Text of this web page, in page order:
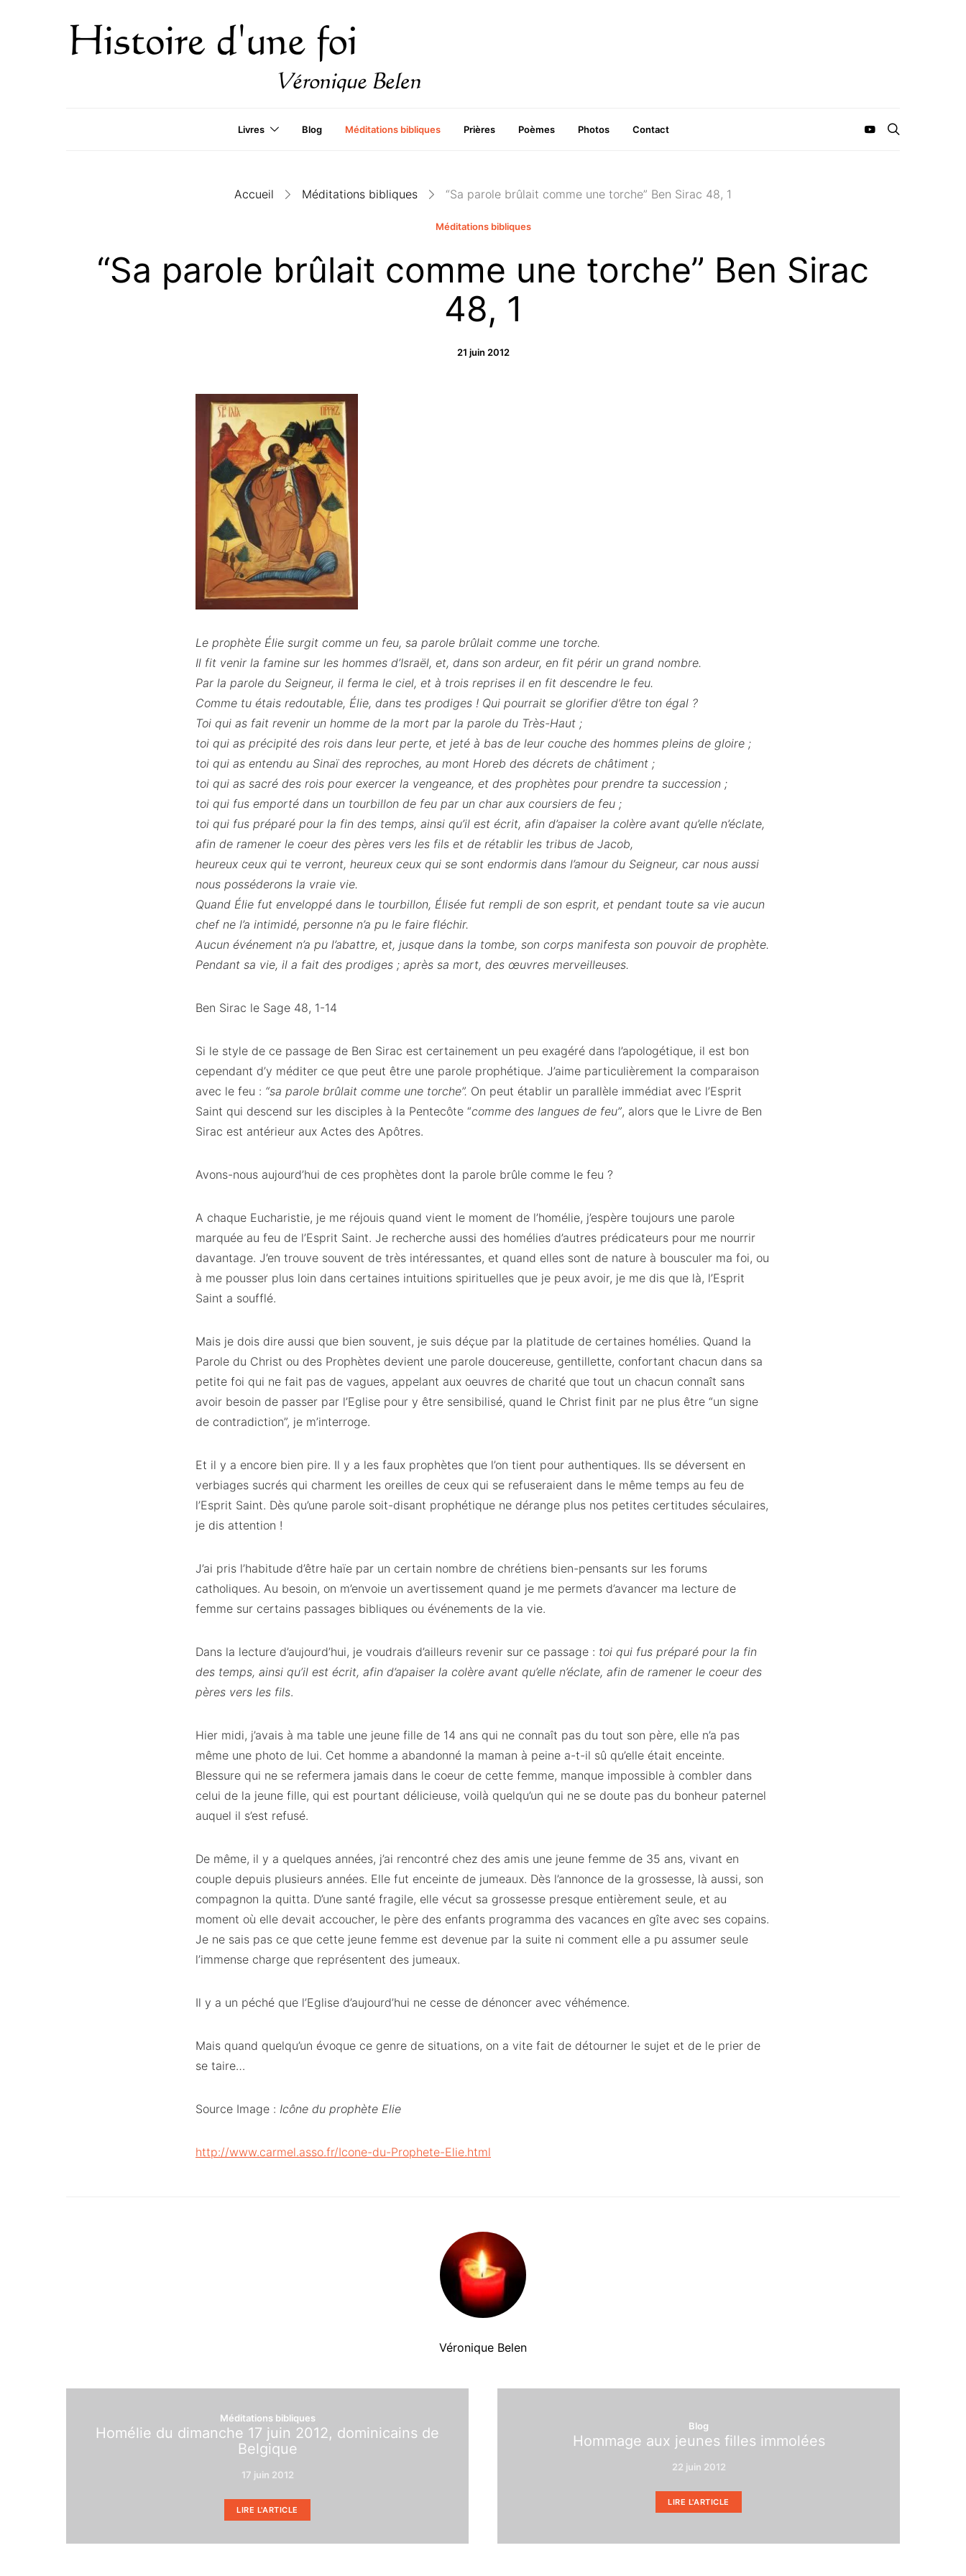
Livres Blog Méditations bibliques Prières Poèmes Photos Contact
Accueil Méditations bibliques “Sa parole brûlait comme une torche” Ben Sirac 48, 1
Méditations bibliques
“Sa parole brûlait comme une torche” Ben Sirac
48, 1
21 juin 2012
Le prophète Élie surgit comme un feu, sa parole brûlait comme une torche.
Il fit venir la famine sur les hommes d’Israël, et, dans son ardeur, en fit périr un grand nombre.
Par la parole du Seigneur, il ferma le ciel, et à trois reprises il en fit descendre le feu.
Comme tu étais redoutable, Élie, dans tes prodiges ! Qui pourrait se glorifier d’être ton égal ?
Toi qui as fait revenir un homme de la mort par la parole du Très-Haut ;
toi qui as précipité des rois dans leur perte, et jeté à bas de leur couche des hommes pleins de gloire ;
toi qui as entendu au Sinaï des reproches, au mont Horeb des décrets de châtiment ;
toi qui as sacré des rois pour exercer la vengeance, et des prophètes pour prendre ta succession ;
toi qui fus emporté dans un tourbillon de feu par un char aux coursiers de feu ;
toi qui fus préparé pour la fin des temps, ainsi qu’il est écrit, afin d’apaiser la colère avant qu’elle n’éclate,
afin de ramener le coeur des pères vers les fils et de rétablir les tribus de Jacob,
heureux ceux qui te verront, heureux ceux qui se sont endormis dans l’amour du Seigneur, car nous aussi
nous posséderons la vraie vie.
Quand Élie fut enveloppé dans le tourbillon, Élisée fut rempli de son esprit, et pendant toute sa vie aucun
chef ne l’a intimidé, personne n’a pu le faire fléchir.
Aucun événement n’a pu l’abattre, et, jusque dans la tombe, son corps manifesta son pouvoir de prophète.
Pendant sa vie, il a fait des prodiges ; après sa mort, des œuvres merveilleuses.
Ben Sirac le Sage 48, 1-14
Si le style de ce passage de Ben Sirac est certainement un peu exagéré dans l’apologétique, il est bon
cependant d’y méditer ce que peut être une parole prophétique. J’aime particulièrement la comparaison
avec le feu : “sa parole brûlait comme une torche”. On peut établir un parallèle immédiat avec l’Esprit
Saint qui descend sur les disciples à la Pentecôte “comme des langues de feu”, alors que le Livre de Ben
Sirac est antérieur aux Actes des Apôtres.
Avons-nous aujourd’hui de ces prophètes dont la parole brûle comme le feu ?
A chaque Eucharistie, je me réjouis quand vient le moment de l’homélie, j’espère toujours une parole
marquée au feu de l’Esprit Saint. Je recherche aussi des homélies d’autres prédicateurs pour me nourrir
davantage. J’en trouve souvent de très intéressantes, et quand elles sont de nature à bousculer ma foi, ou
à me pousser plus loin dans certaines intuitions spirituelles que je peux avoir, je me dis que là, l’Esprit
Saint a soufflé.
Mais je dois dire aussi que bien souvent, je suis déçue par la platitude de certaines homélies. Quand la
Parole du Christ ou des Prophètes devient une parole doucereuse, gentillette, confortant chacun dans sa
petite foi qui ne fait pas de vagues, appelant aux oeuvres de charité que tout un chacun connaît sans
avoir besoin de passer par l’Eglise pour y être sensibilisé, quand le Christ finit par ne plus être “un signe
de contradiction”, je m’interroge.
Et il y a encore bien pire. Il y a les faux prophètes que l’on tient pour authentiques. Ils se déversent en
verbiages sucrés qui charment les oreilles de ceux qui se refuseraient dans le même temps au feu de
l’Esprit Saint. Dès qu’une parole soit-disant prophétique ne dérange plus nos petites certitudes séculaires,
je dis attention !
J’ai pris l’habitude d’être haïe par un certain nombre de chrétiens bien-pensants sur les forums
catholiques. Au besoin, on m’envoie un avertissement quand je me permets d’avancer ma lecture de
femme sur certains passages bibliques ou événements de la vie.
Dans la lecture d’aujourd’hui, je voudrais d’ailleurs revenir sur ce passage : toi qui fus préparé pour la fin
des temps, ainsi qu’il est écrit, afin d’apaiser la colère avant qu’elle n’éclate, afin de ramener le coeur des
pères vers les fils.
Hier midi, j’avais à ma table une jeune fille de 14 ans qui ne connaît pas du tout son père, elle n’a pas
même une photo de lui. Cet homme a abandonné la maman à peine a-t-il sû qu’elle était enceinte.
Blessure qui ne se refermera jamais dans le coeur de cette femme, manque impossible à combler dans
celui de la jeune fille, qui est pourtant délicieuse, voilà quelqu’un qui ne se doute pas du bonheur paternel
auquel il s’est refusé.
De même, il y a quelques années, j’ai rencontré chez des amis une jeune femme de 35 ans, vivant en
couple depuis plusieurs années. Elle fut enceinte de jumeaux. Dès l’annonce de la grossesse, là aussi, son
compagnon la quitta. D’une santé fragile, elle vécut sa grossesse presque entièrement seule, et au
moment où elle devait accoucher, le père des enfants programma des vacances en gîte avec ses copains.
Je ne sais pas ce que cette jeune femme est devenue par la suite ni comment elle a pu assumer seule
l’immense charge que représentent des jumeaux.
Il y a un péché que l’Eglise d’aujourd’hui ne cesse de dénoncer avec véhémence.
Mais quand quelqu’un évoque ce genre de situations, on a vite fait de détourner le sujet et de le prier de
se taire…
Source Image : Icône du prophète Elie
http://www.carmel.asso.fr/Icone-du-Prophete-Elie.html
Véronique Belen
Méditations bibliques
Homélie du dimanche 17 juin 2012, dominicains de
Belgique
17 juin 2012
LIRE L'ARTICLE
Blog
Hommage aux jeunes filles immolées
22 juin 2012
LIRE L'ARTICLE